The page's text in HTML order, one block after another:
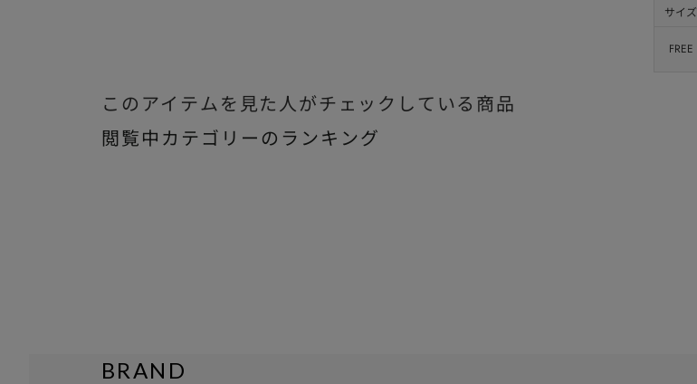
サイズ
FREE
このアイテムを見た人がチェックしている商品
閲覧中カテゴリーのランキング
BRAND